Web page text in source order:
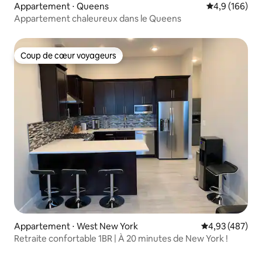
Appartement ⋅ Queens Évaluation
4,9 (166)
Appartement chaleureux dans le Queens
Coup de cœur voyageurs
Coup de cœur voyageurs
Appartement ⋅ West New York Évaluation
4,93 (487)
Retraite confortable 1BR | À 20 minutes de New York !